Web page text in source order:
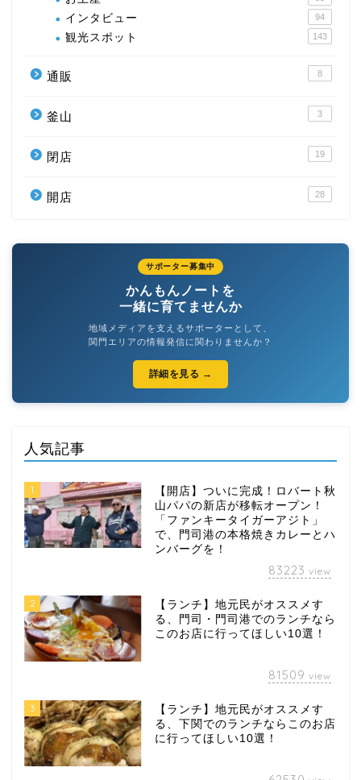
インタビュー 94
観光スポット 143
通販 8
釜山 3
閉店 19
開店 28
サポーター募集中
かんもんノートを
一緒に育てませんか
地域メディアを支えるサポーターとして、
関門エリアの情報発信に関わりませんか？
詳細を見る →
人気記事
1
【開店】ついに完成！ロバート秋
山パパの新店が移転オープン！
「ファンキータイガーアジト」
で、門司港の本格焼きカレーとハ
ンバーグを！
83223 view
2
【ランチ】地元民がオススメす
る、門司・門司港でのランチなら
このお店に行ってほしい10選！
81509 view
3
【ランチ】地元民がオススメす
る、下関でのランチならこのお店
に行ってほしい10選！